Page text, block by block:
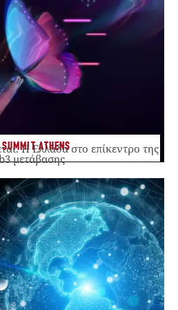
ATHENS
Η Ελλάδα στο επίκεντρο της
μετάβασης